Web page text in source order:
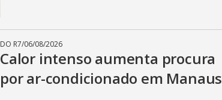
DO R7/06/08/2026
Calor intenso aumenta procura
por ar-condicionado em Manaus